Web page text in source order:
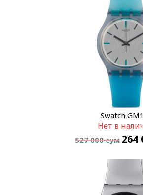
Swatch
Нет в
527 000сум 264